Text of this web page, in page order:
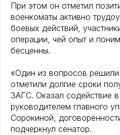
При этом он отметил
военкоматы активно
боевых действий,
операции, чей опыт и
бесценны.
«Один из вопросов
отметили долгие сроки
ЗАГС. Оказал содействие в
руководителем главного
Сорокиной,
подчеркнул сенатор.